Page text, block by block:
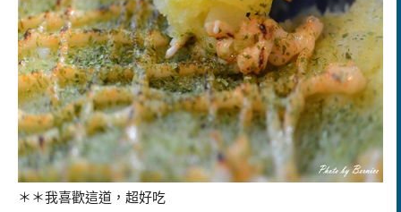
＊＊我喜歡這道，超好吃